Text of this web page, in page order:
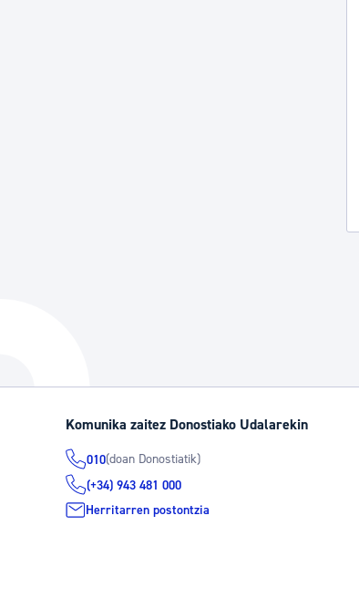
Komunika zaitez Donostiako Udalarekin
010(doan Donostiatik)
(+34) 943 481 000
Herritarren postontzia